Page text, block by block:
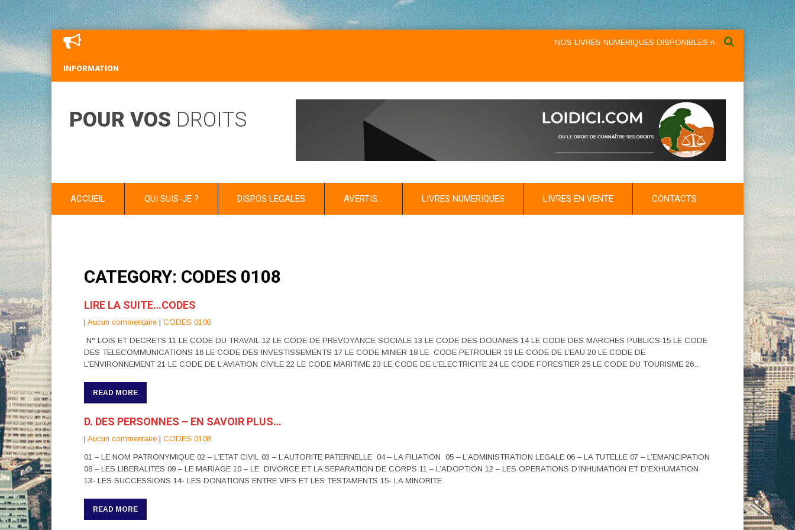
INFORMATION
NOS LIVRES NUMERIQUES DISPONIBLES AU NIVEAU DU MENU
POUR VOS DROITS
ACCUEIL QUI SUIS-JE ? DISPOS LEGALES AVERTIS… LIVRES NUMERIQUES LIVRES EN VENTE CONTACTS
CATEGORY: CODES 0108
LIRE LA SUITE…CODES
| Aucun commentaire | CODES 0108
N° LOIS ET DECRETS 11 LE CODE DU TRAVAIL 12 LE CODE DE PREVOYANCE SOCIALE 13 LE CODE DES DOUANES 14 LE CODE DES MARCHES PUBLICS 15 LE CODE
DES TELECOMMUNICATIONS 16 LE CODE DES INVESTISSEMENTS 17 LE CODE MINIER 18 LE CODE PETROLIER 19 LE CODE DE L’EAU 20 LE CODE DE
L’ENVIRONNEMENT 21 LE CODE DE L’AVIATION CIVILE 22 LE CODE MARITIME 23 LE CODE DE L’ELECTRICITE 24 LE CODE FORESTIER 25 LE CODE DU TOURISME 26…
READ MORE
D. DES PERSONNES – EN SAVOIR PLUS…
| Aucun commentaire | CODES 0108
01 – LE NOM PATRONYMIQUE 02 – L’ETAT CIVIL 03 – L’AUTORITE PATERNELLE 04 – LA FILIATION 05 – L’ADMINISTRATION LEGALE 06 – LA TUTELLE 07 – L’EMANCIPATION
08 – LES LIBERALITES 09 – LE MARIAGE 10 – LE DIVORCE ET LA SEPARATION DE CORPS 11 – L’ADOPTION 12 – LES OPERATIONS D’INHUMATION ET D’EXHUMATION
13- LES SUCCESSIONS 14- LES DONATIONS ENTRE VIFS ET LES TESTAMENTS 15- LA MINORITE
READ MORE